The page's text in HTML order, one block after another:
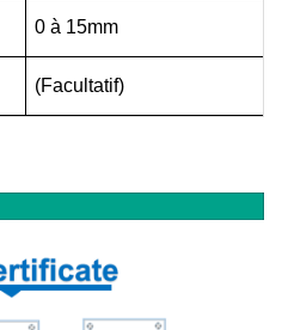
0 à 15mm
(Facultatif)